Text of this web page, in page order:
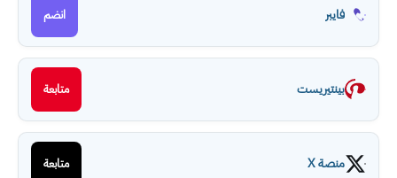
فايبر انضم
بينتيريست متابعة
منصة X متابعة